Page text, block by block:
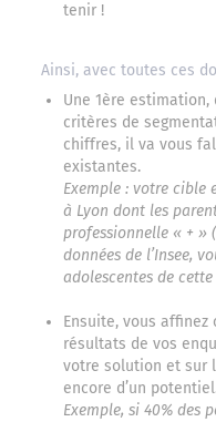
tenir !
Ainsi, avec toutes ces
Une 1ère
critères de
chiffres, il va vous
existantes.
Exemple : votre cible
à Lyon dont les
professionnelle « + »
données de l’Insee,
adolescentes de
Ensuite, vous
résultats de vos
votre solution et sur
encore d’un
Exemple, si 40% des